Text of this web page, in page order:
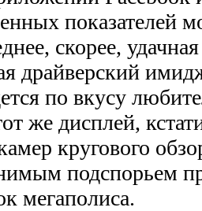
показателей
скорее,
драйверский
по вкусу
же дисплей,
кругового
подспорьем
мегаполиса.